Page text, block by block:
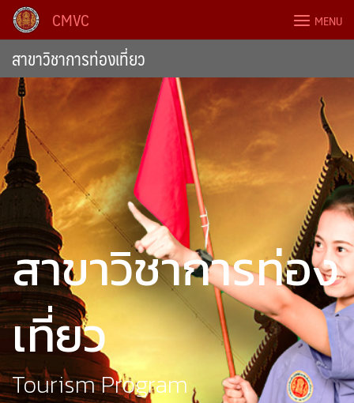
Skip
CMVC MENU
สาขาวิชาการท่องเที่ยว
สาขาวิชาการท่อง
เที่ยว
Tourism Program